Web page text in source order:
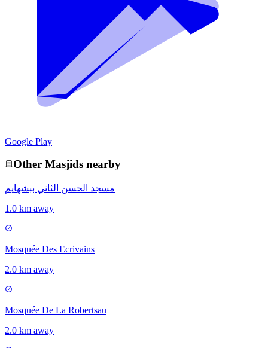
Google Play
Other Masjids nearby
مسجد الحسن الثاني ببشهايم
1.0 km away
Mosquée Des Ecrivains
2.0 km away
Mosquée De La Robertsau
2.0 km away